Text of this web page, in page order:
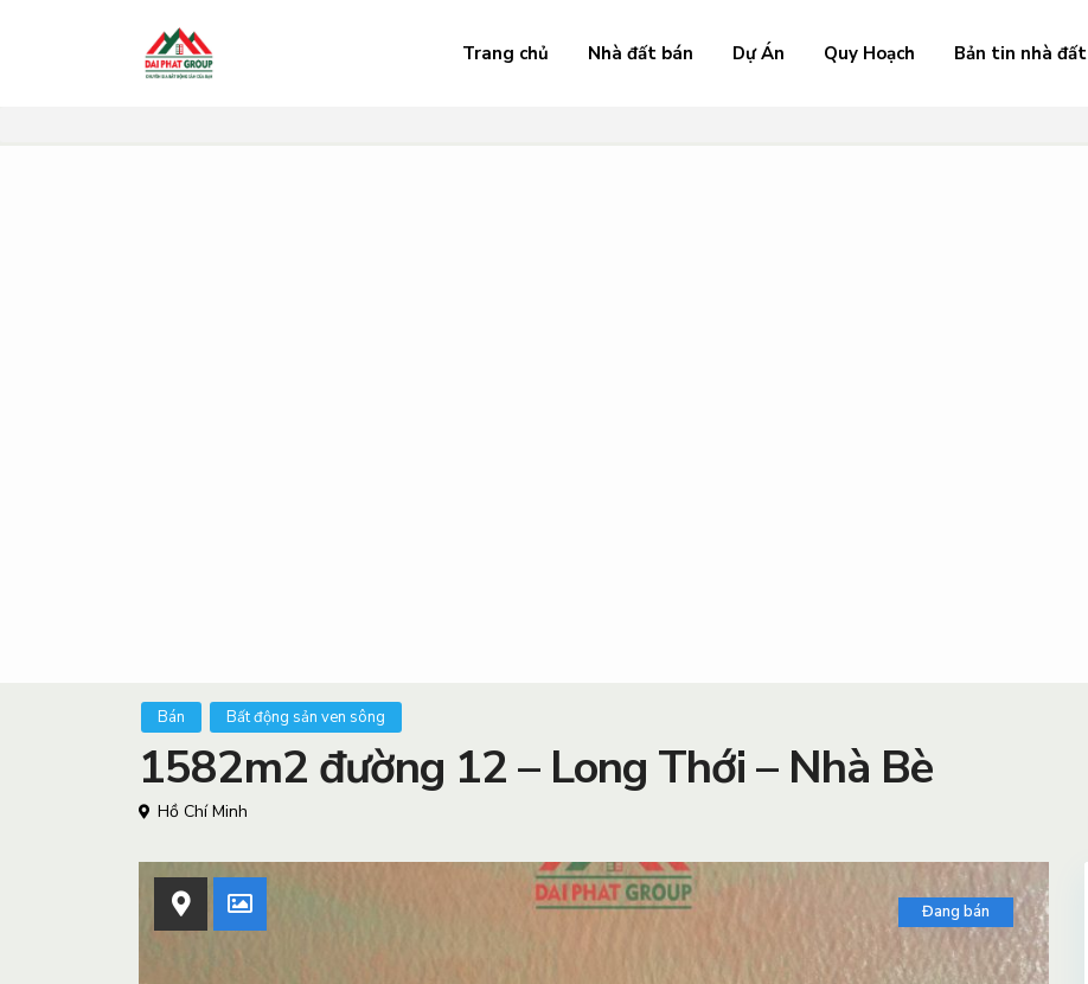
Trang chủ Nhà đất bán Dự Án Quy Hoạch Bản tin nhà đất
Bán Bất động sản ven sông
1582m2 đường 12 – Long Thới – Nhà Bè
Hồ Chí Minh
Đang bán